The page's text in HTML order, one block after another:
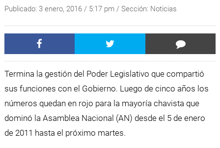
Publicado: 3 enero, 2016/ 5:17 pm / Sección: Noticias
Termina la gestión del Poder Legislativo que compartió
sus funciones con el Gobierno. Luego de cinco años los
números quedan en rojo para la mayoría chavista que
dominó la Asamblea Nacional (AN) desde el 5 de enero
de 2011 hasta el próximo martes.